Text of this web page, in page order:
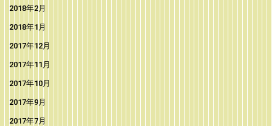
2018年2月
2018年1月
2017年12月
2017年11月
2017年10月
2017年9月
2017年7月